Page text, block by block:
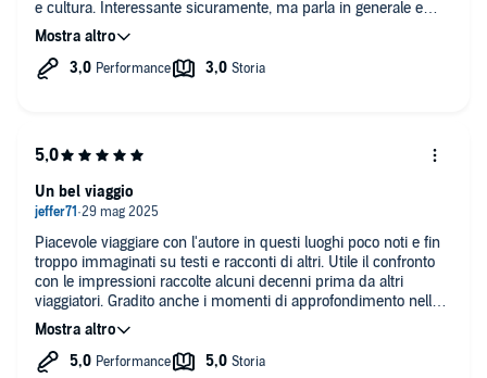
e cultura. Interessante sicuramente, ma parla in generale e
superficialmente di Russia non della Transiberiana.
Piacevole viaggiare con l'autore in questi luoghi poco noti e fin
troppo immaginati su testi e racconti di altri. Utile il confronto
con le impressioni raccolte alcuni decenni prima da altri
viaggiatori. Gradito anche i momenti di approfondimento nella
seconda metà del testo.
Un bel viaggio